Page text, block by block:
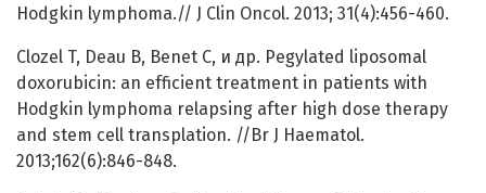
Hodgkin lymphoma.// J Clin Oncol. 2013; 31(4):456-460.
Clozel T, Deau B, Benet C, и др. Pegylated liposomal
doxorubicin: an efficient treatment in patients with
Hodgkin lymphoma relapsing after high dose therapy
and stem cell transplation. //Br J Haematol.
2013;162(6):846-848.